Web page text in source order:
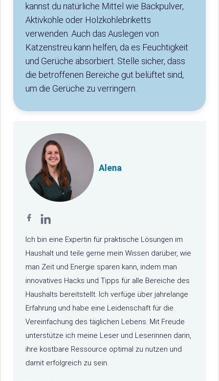
kannst du natürliche Mittel wie Backpulver,
Aktivkohle oder Holzkohlebriketts
verwenden. Auch das Auslegen von
Katzenstreu kann helfen, da es Feuchtigkeit
und Gerüche absorbiert. Stelle sicher, dass
die betroffenen Bereiche gut belüftet sind,
um die Gerüche zu verringern.
Alena
Ich bin eine Expertin für praktische Lösungen im
Haushalt und teile gerne mein Wissen darüber, wie
man Zeit und Energie sparen kann, indem man
innovatives Hacks und Tipps für alle Bereiche des
Haushalts bereitstellt. Ich verfüge über jahrelange
Erfahrung und habe eine Leidenschaft für die
Vereinfachung des täglichen Lebens. Mit Freude
unterstütze ich meine Leser und Leserinnen darin,
ihre kostbare Ressource optimal zu nutzen und
damit erfolgreich zu sein.